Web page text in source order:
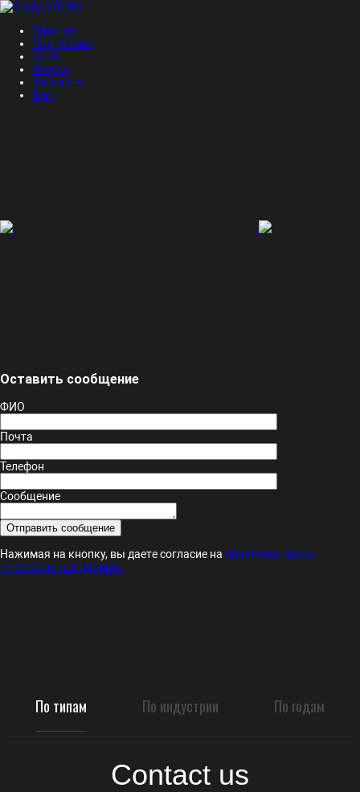
Главная
Портфолио
О нас
Услуги
Контакты
Блог
Оставить сообщение
ФИО
Почта
Телефон
Сообщение
Нажимая на кнопку, вы даете согласие на обработку своих
персональных данных.
По типам По индустрии По годам
Contact us